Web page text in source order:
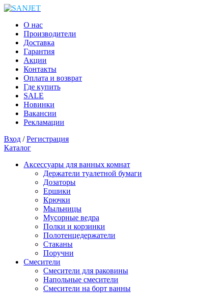
О нас
Производители
Доставка
Гарантия
Акции
Контакты
Оплата и возврат
Где купить
SALE
Новинки
Вакансии
Рекламации
Вход /Регистрация
Каталог
Аксессуары для ванных комнат
Держатели туалетной бумаги
Дозаторы
Ершики
Крючки
Мыльницы
Мусорные ведра
Полки и корзинки
Полотенцедержатели
Стаканы
Поручни
Смесители
Смесители для раковины
Напольные смесители
Смесители на борт ванны